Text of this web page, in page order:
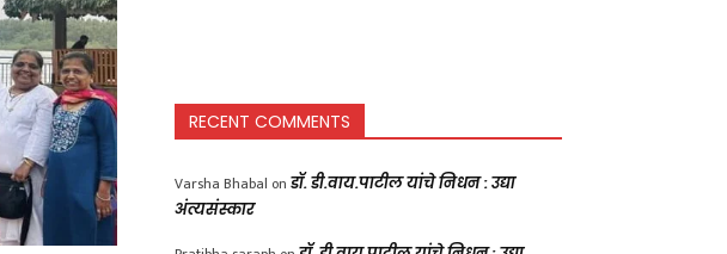
RECENT COMMENTS
Varsha Bhabal on डॉ. डी.वाय.पाटील यांचे निधन : उद्या
अंत्यसंस्कार